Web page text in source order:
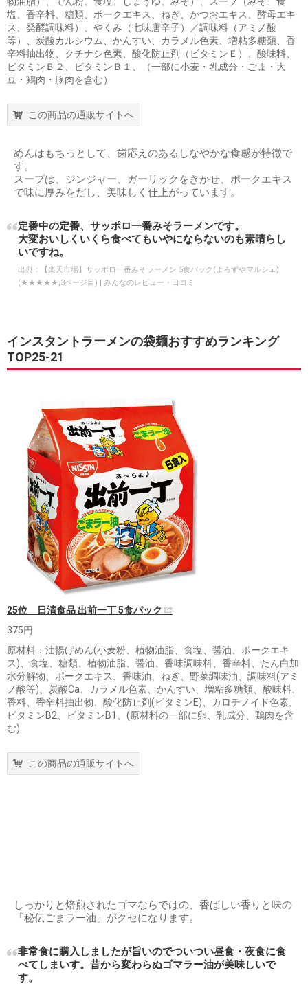
塩、香辛料、糖類、ポークエキス、ねぎ、かつおエキス、酵母エキ
ス、発酵調味料）、やくみ（七味唐辛子）／調味料（アミノ酸
等）、炭酸カルシウム、かんすい、カラメル色素、増粘多糖類、香
辛料抽出物、クチナシ色素、酸化防止剤（ビタミンＥ）、酸味料、
ビタミンＢ２、ビタミンＢ１、（一部に小麦・乳成分・ごま・大
豆・鶏肉・豚肉を含む）
この商品の通販サイトへ
めんはもちっとして、歯応えのあるしなやかな食感が特徴で
す。
スープは、ジンジャー、ガーリックをきかせ、ポークエキス
で味に厚みをだし、美味しく仕上がっています。
定番中の定番、サッポロ一番みそラーメンです。
大変おいしくいくら食べてもいやにならないのも素晴らし
いですね。
出典：
【楽天市場】サッポロ一番みそラーメン 5食パック(よろずやマルシェ)
(★★★★★,3ページ目) | みんなのレビュー・口コミ
インスタントラーメンの袋麺おすすめランキング
TOP25-21
25位 日清食品 出前一丁 5食パック
375円
原材料：油揚げめん(小麦粉、植物油脂、食塩、醤油、ポークエキ
ス)、食塩、糖類、植物油脂、醤油、香味調味料、香辛料、たん白加
水分解物、ポークエキス、香味油、ねぎ、野菜調味油、調味料(アミ
ノ酸等)、炭酸Ca、カラメル色素、かんすい、増粘多糖類、酸味料、
香料、香辛料抽出物、酸化防止剤(ビタミンE)、カロチノイド色素、
ビタミンB2、ビタミンB1、(原材料の一部に卵、乳成分、鶏肉を含
む)
この商品の通販サイトへ
しっかりと焙煎されたゴマならではの、香ばしい香りと味の
「秘伝ごまラー油」がクセになります。
非常食に購入しましたが旨いのでついつい昼食・夜食に食
べてしまいす。昔から変わらぬゴマラー油が美味しいで
す。